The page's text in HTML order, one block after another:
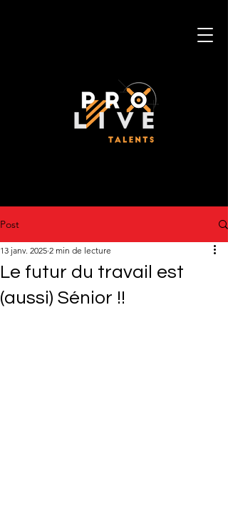
Post
Le futur du travail est
(aussi) Sénior !!
13 janv. 2025 2 min de lecture